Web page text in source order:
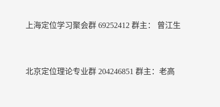
上海定位学习聚会群 69252412 群主： 曾江生
北京定位理论专业群 204246851 群主：老高